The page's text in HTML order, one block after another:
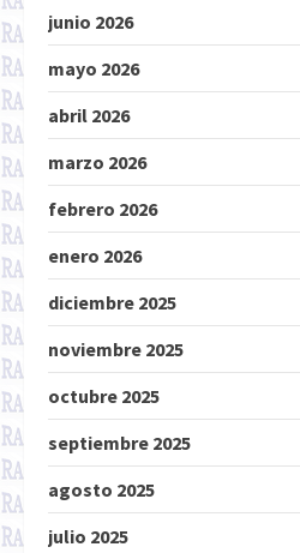
junio 2026
mayo 2026
abril 2026
marzo 2026
febrero 2026
enero 2026
diciembre 2025
noviembre 2025
octubre 2025
septiembre 2025
agosto 2025
julio 2025